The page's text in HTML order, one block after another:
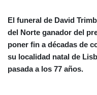
Málaga
26 °C
Las Palmas de Gran
Ibiza
27 °C
Caracas
22 °C
El funeral de David
del Norte ganador del
poner fin a décadas de
su localidad natal de
pasada a los 77 años.